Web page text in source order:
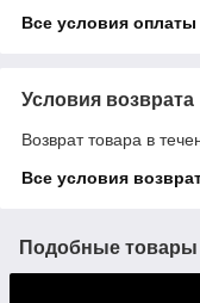
Все условия оплаты
Условия возврата
Возврат товара в
Все условия
Подобные товары